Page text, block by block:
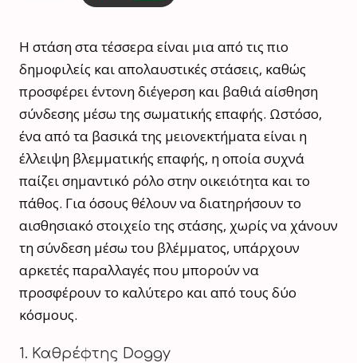
Η στάση στα τέσσερα είναι μια από τις πιο
δημοφιλείς και απολαυστικές στάσεις, καθώς
προσφέρει έντονη διέγeρση και βαθιά αίσθηση
σύνδεσης μέσω της σωματικής επαφής. Ωστόσο,
ένα από τα βασικά της μειονεκτήματα είναι η
έλλειψη βλεμματικής επαφής, η οποία συχνά
παίζει σημαντικό ρόλο στην οικειότητα και το
πάθος. Για όσους θέλουν να διατηρήσουν το
αισθησιακό στοιχείο της στάσης, χωρίς να χάνουν
τη σύνδεση μέσω του βλέμματος, υπάρχουν
αρκετές παραλλαγές που μπορούν να
προσφέρουν το καλύτερο και από τους δύο
κόσμους.
1. Καθρέφτης Doggy